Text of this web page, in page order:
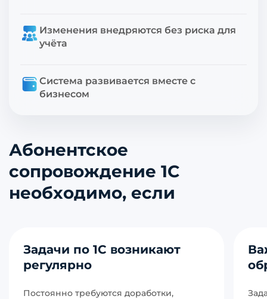
Изменения внедряются без риска для
учёта
Система развивается вместе с
бизнесом
Абонентское
сопровождение 1С
необходимо, если
Задачи по 1С возникают
регулярно
Постоянно требуются доработки,